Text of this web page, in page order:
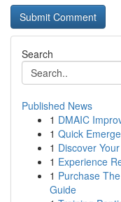
Search
Published News
1 DMAIC
1 Quick
1 Discover
1 Experience
1 Purchase
Guide